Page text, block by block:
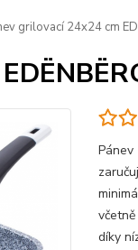
grilovací 24x24 cm
díky